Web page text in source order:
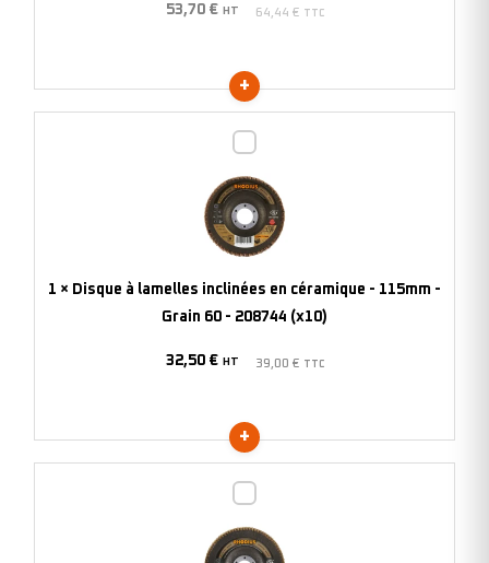
-
53,70 € HT 64,44 € TTC
lamelles
inclinées
en
céramique
-
1 × Disque à lamelles inclinées en céramique - 115mm -
Grain 60 - 208744 (x10)
32,50 € HT 39,00 € TTC
lamelles